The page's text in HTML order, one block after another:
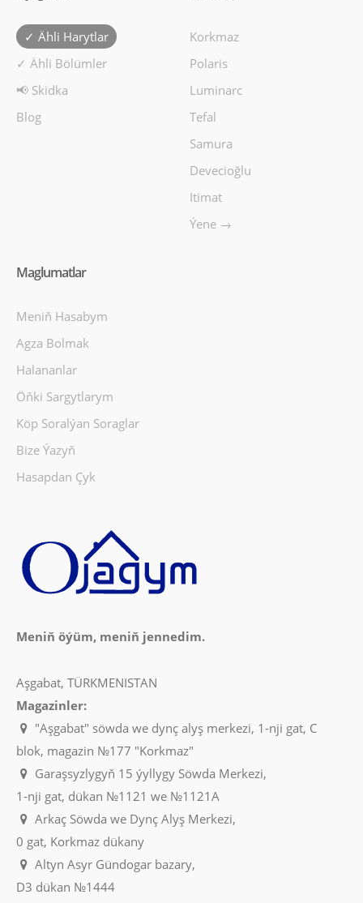
✓ Ähli Harytlar
✓ Ähli Bölümler
📢 Skidka
Blog
Korkmaz
Polaris
Luminarc
Tefal
Samura
Devecioğlu
Itimat
Ýene →
Maglumatlar
Meniň Hasabym
Agza Bolmak
Halananlar
Öňki Sargytlarym
Köp Soralýan Soraglar
Bize Ýazyň
Hasapdan Çyk
Meniň öýüm, meniň jennedim.
Aşgabat, TÜRKMENISTAN
Magazinler:
"Aşgabat" söwda we dynç alyş merkezi, 1-nji gat, C
blok, magazin №177 "Korkmaz"
Garaşsyzlygyň 15 ýyllygy Söwda Merkezi,
1-nji gat, dükan №1121 we №1121A
Arkaç Söwda we Dynç Alyş Merkezi,
0 gat, Korkmaz dükany
Altyn Asyr Gündogar bazary,
D3 dükan №1444